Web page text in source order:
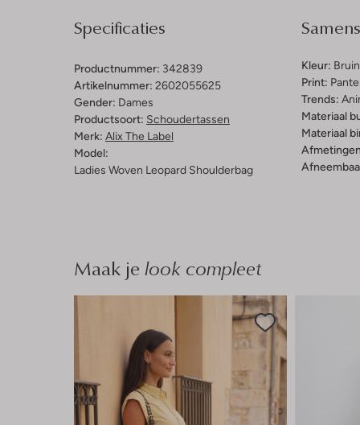
Specificaties
Productnummer: 342839
Artikelnummer: 2602055625
Gender: Dames
Productsoort: Schoudertassen
Merk: Alix The Label
Model:
Ladies Woven Leopard Shoulderbag
Kleur: Bruin
Print:
Trends:
Materiaal
Materiaal
Maak je look compleet